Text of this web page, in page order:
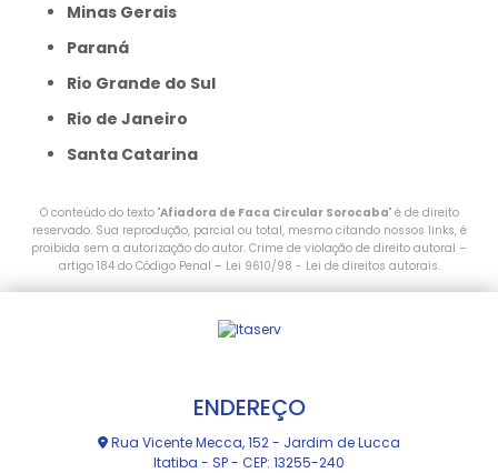
Minas Gerais
Paraná
Rio Grande do Sul
Rio de Janeiro
Santa Catarina
O conteúdo do texto "Afiadora de Faca Circular Sorocaba" é de direito
reservado. Sua reprodução, parcial ou total, mesmo citando nossos links, é
proibida sem a autorização do autor. Crime de violação de direito autoral –
artigo 184 do Código Penal – Lei 9610/98 - Lei de direitos autorais.
ENDEREÇO
Rua Vicente Mecca, 152 - Jardim de Lucca
Itatiba - SP - CEP: 13255-240